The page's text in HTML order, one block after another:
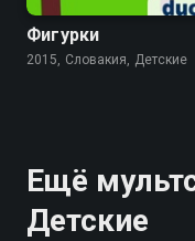
Фигурки
2015, Словакия, Детские
Ещё
Детские